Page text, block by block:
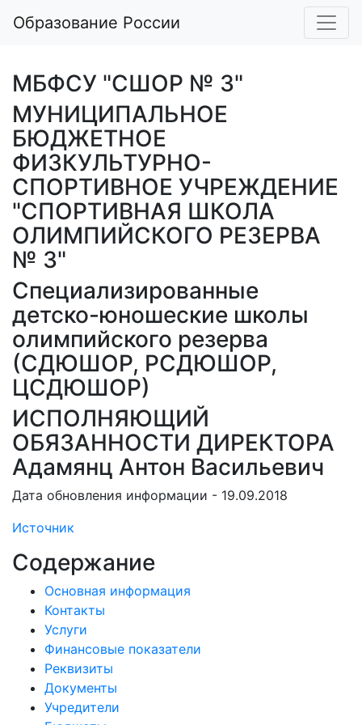
Образование России
МБФСУ "СШОР № 3"
МУНИЦИПАЛЬНОЕ
БЮДЖЕТНОЕ
ФИЗКУЛЬТУРНО-
СПОРТИВНОЕ УЧРЕЖДЕНИЕ
"СПОРТИВНАЯ ШКОЛА
ОЛИМПИЙСКОГО РЕЗЕРВА
№ 3"
Специализированные
детско-юношеские школы
олимпийского резерва
(СДЮШОР, РСДЮШОР,
ЦСДЮШОР)
ИСПОЛНЯЮЩИЙ
ОБЯЗАННОСТИ ДИРЕКТОРА
Адамянц Антон Васильевич
Дата обновления информации - 19.09.2018
Источник
Содержание
Основная информация
Контакты
Услуги
Финансовые показатели
Реквизиты
Документы
Учредители